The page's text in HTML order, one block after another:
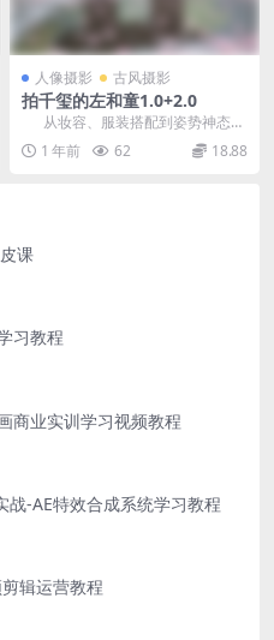
人像摄影 古风摄影
拍千玺的左和童1.0+2.0
从妆容、服装搭配到姿势神态，
深入挖掘其在镜头前展现出的独特
魅力与表现...
1 年前 62 18.88
课
习教程
商业实训学习视频教程
战-AE特效合成系统学习教程
辑运营教程